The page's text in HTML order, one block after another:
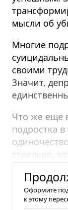
мысли об
Многие
своими
Значит,
Что же еще
подростка
стрелков,
Оформите
к этому